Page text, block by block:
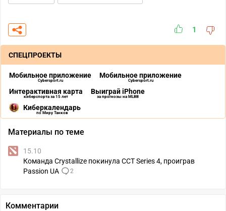
1
СПЕЦПРОЕКТЫ
Мобильное приложение
Cybersport.ru
Мобильное приложение
Cybersport.ru
Интерактивная карта
киберспорта за 15 лет
Выиграй iPhone
за прогнозы на MLBB
Киберкалендарь
по Миру Танков
Материалы по теме
15.10
Команда Crystallize покинула CCT Series 4, проиграв
Passion UA
2
Комментарии